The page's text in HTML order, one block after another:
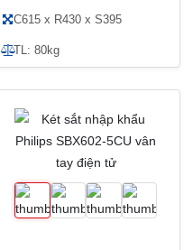
C615 x R430 x S395
TL: 80kg